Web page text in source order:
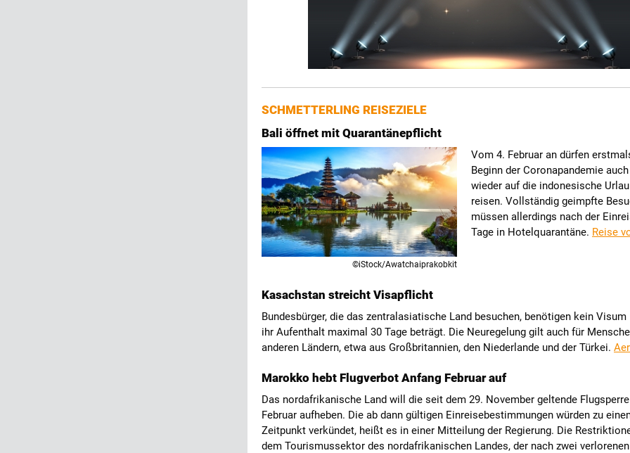
SCHMETTERLING REISEZIELE
Bali öffnet mit Quarantänepflicht
©iStock/Awatchaiprakobkit
Vom 4. Februar an dürfen
Beginn der Coronapandemie
wieder auf die indonesische
reisen. Vollständig geimpfte
müssen allerdings nach der
Tage in Hotelquarantäne. Reise
Kasachstan streicht Visapflicht
Bundesbürger, die das zentralasiatische Land besuchen, benötigen kein Visum
ihr Aufenthalt maximal 30 Tage beträgt. Die Neuregelung gilt auch für
anderen Ländern, etwa aus Großbritannien, den Niederlande und der Türkei.
Marokko hebt Flugverbot Anfang Februar auf
Das nordafrikanische Land will die seit dem 29. November geltende
Februar aufheben. Die ab dann gültigen Einreisebestimmungen würden zu
Zeitpunkt verkündet, heißt es in einer Mitteilung der Regierung. Die
dem Tourismussektor des nordafrikanischen Landes, der nach zwei